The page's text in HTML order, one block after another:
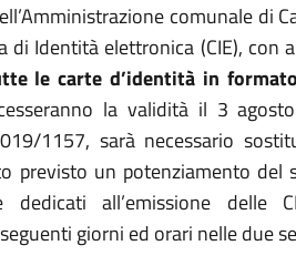
comunale di
di Identità elettronica (CIE), con
le carte d’identità in
la validità il 3
1157, sarà necessario
previsto un potenziamento del
dedicati all’emissione
giorni ed orari nelle due